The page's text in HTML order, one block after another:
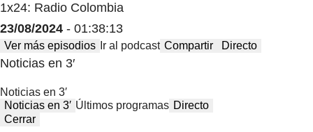
1x24: Radio Colombia
23/08/2024 - 01:38:13
Ver más episodios Ir al podcast Compartir Directo
Noticias en 3′
Noticias en 3′
Noticias en 3′ Últimos programas Directo
Cerrar